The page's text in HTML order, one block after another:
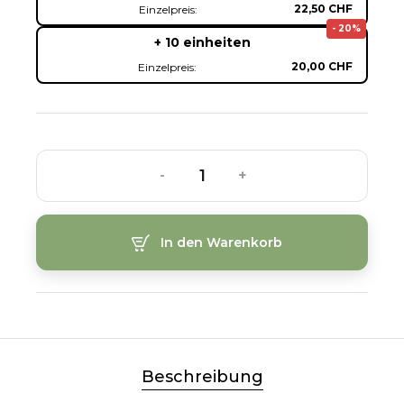
Einzelpreis: 22,50 CHF
- 20%
+ 10 einheiten
Einzelpreis: 20,00 CHF
- +
In den Warenkorb
Beschreibung